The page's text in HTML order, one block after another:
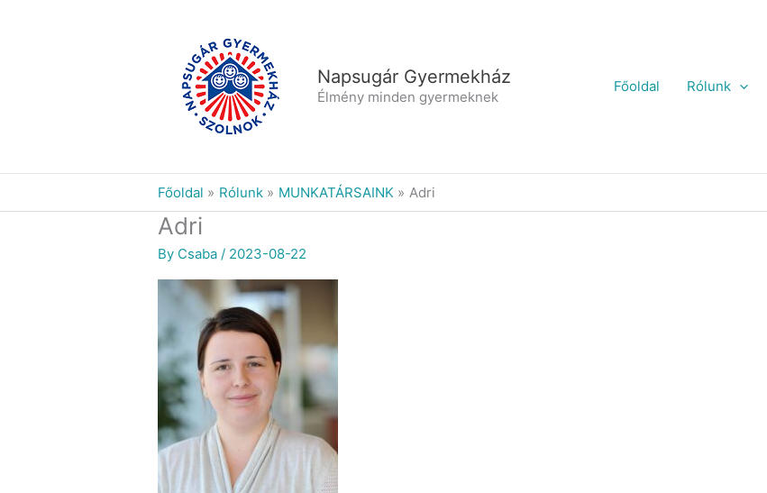
Napsugár Gyermekház
Élmény minden gyermeknek
Főoldal Rólunk
Főoldal Rólunk MUNKATÁRSAINK Adri
Adri
By Csaba / 2023-08-22